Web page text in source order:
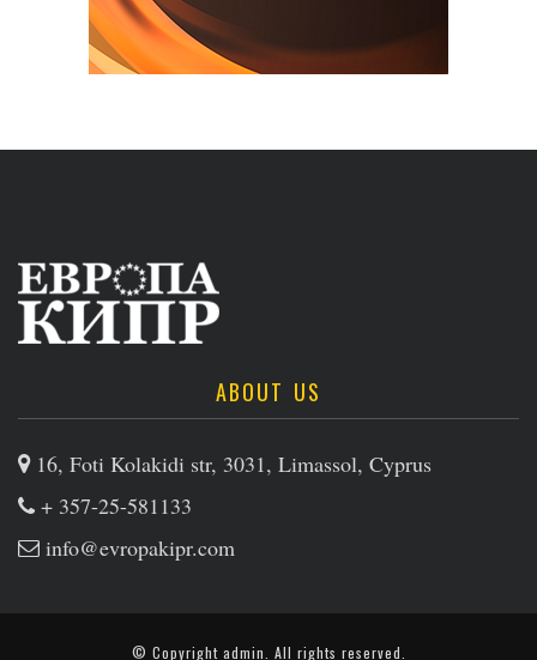
ABOUT US
16, Foti Kolakidi str, 3031, Limassol, Cyprus
+ 357-25-581133
info@evropakipr.com
© Copyright admin . All rights reserved.